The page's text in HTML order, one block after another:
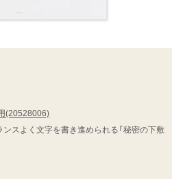
(20528006)
スよく文字を書き進められる「秘密の下敷